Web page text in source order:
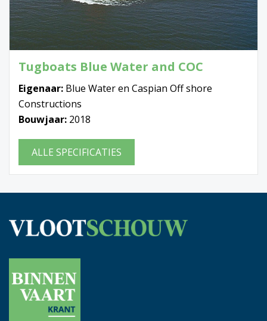
Tugboats Blue Water and COC
Eigenaar: Blue Water en Caspian Off shore
Constructions
Bouwjaar: 2018
ALLE SPECIFICATIES